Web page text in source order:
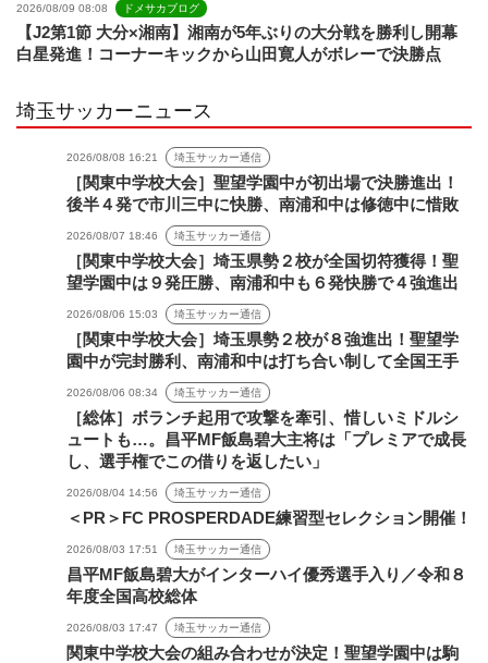
2026/08/09 08:08 ドメサカブログ
【J2第1節 大分×湘南】湘南が5年ぶりの大分戦を勝利し開幕
白星発進！コーナーキックから山田寛人がボレーで決勝点
埼玉サッカーニュース
2026/08/08 16:21 埼玉サッカー通信
［関東中学校大会］聖望学園中が初出場で決勝進出！
後半４発で市川三中に快勝、南浦和中は修徳中に惜敗
2026/08/07 18:46 埼玉サッカー通信
［関東中学校大会］埼玉県勢２校が全国切符獲得！聖
望学園中は９発圧勝、南浦和中も６発快勝で４強進出
2026/08/06 15:03 埼玉サッカー通信
［関東中学校大会］埼玉県勢２校が８強進出！聖望学
園中が完封勝利、南浦和中は打ち合い制して全国王手
2026/08/06 08:34 埼玉サッカー通信
［総体］ボランチ起用で攻撃を牽引、惜しいミドルシ
ュートも…。昌平MF飯島碧大主将は「プレミアで成長
し、選手権でこの借りを返したい」
2026/08/04 14:56 埼玉サッカー通信
＜PR＞FC PROSPERDADE練習型セレクション開催！
2026/08/03 17:51 埼玉サッカー通信
昌平MF飯島碧大がインターハイ優秀選手入り／令和８
年度全国高校総体
2026/08/03 17:47 埼玉サッカー通信
関東中学校大会の組み合わせが決定！聖望学園中は駒